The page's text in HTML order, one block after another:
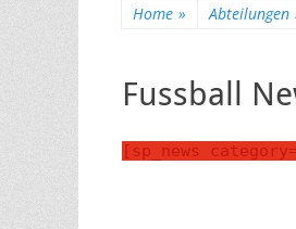
Home » Abteilungen
Fussball
[sp_news